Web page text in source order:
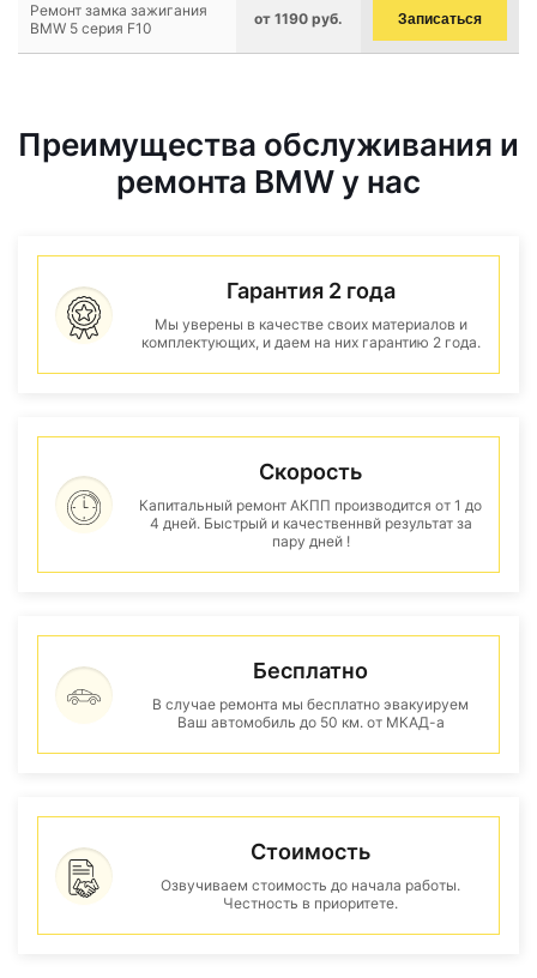
Ремонт замка зажигания
BMW 5 серия F10
от 1190 руб. Записаться
Преимущества обслуживания и
ремонта BMW у нас
Гарантия 2 года
Мы уверены в качестве своих материалов и
комплектующих, и даем на них гарантию 2 года.
Скорость
Капитальный ремонт АКПП производится от 1 до
4 дней. Быстрый и качественнвй результат за
пару дней !
Бесплатно
В случае ремонта мы бесплатно эвакуируем
Ваш автомобиль до 50 км. от МКАД-а
Стоимость
Озвучиваем стоимость до начала работы.
Честность в приоритете.